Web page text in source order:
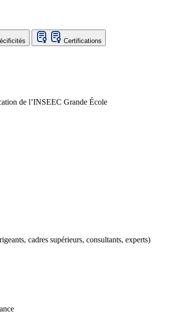
Certifications
de l’INSEEC Grande École
cadres supérieurs, consultants, experts)